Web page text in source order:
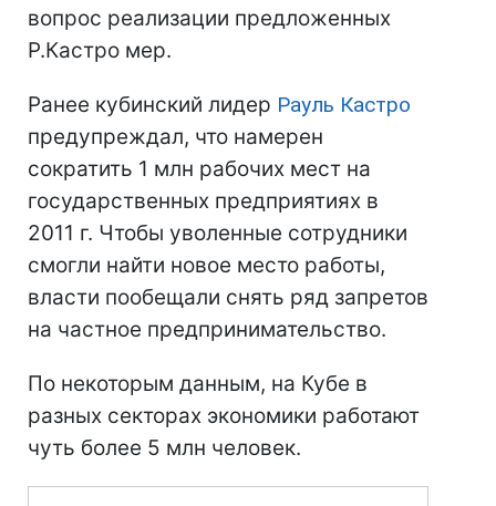
вопрос реализации предложенных
Р.Кастро мер.
Ранее кубинский лидер Рауль Кастро
предупреждал, что намерен
сократить 1 млн рабочих мест на
государственных предприятиях в
2011 г. Чтобы уволенные сотрудники
смогли найти новое место работы,
власти пообещали снять ряд запретов
на частное предпринимательство.
По некоторым данным, на Кубе в
разных секторах экономики работают
чуть более 5 млн человек.